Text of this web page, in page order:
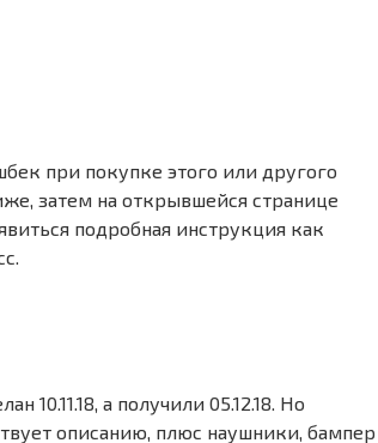
при покупке этого или другого
затем на открывшейся странице
подробная инструкция как
10.11.18, а получили 05.12.18. Но
описанию, плюс наушники, бампер